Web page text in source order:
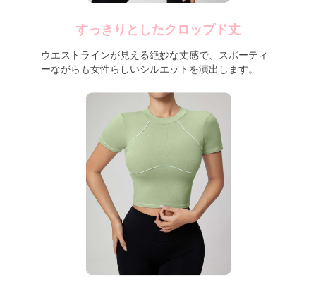
すっきりとしたクロップド丈
ウエストラインが見える絶妙な丈感で、スポーティ
ーながらも女性らしいシルエットを演出します。